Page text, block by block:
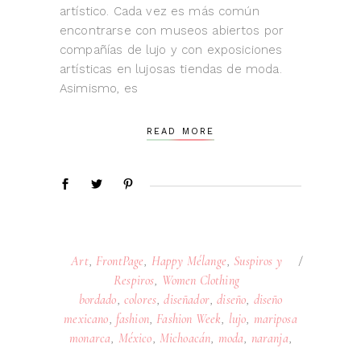
artístico. Cada vez es más común
encontrarse con museos abiertos por
compañías de lujo y con exposiciones
artísticas en lujosas tiendas de moda.
Asimismo, es
READ MORE
Art, FrontPage, Happy Mélange,Suspiros y
Respiros, Women Clothing
bordado, colores,diseñador,diseño, diseño
mexicano, fashion, Fashion Week, lujo, mariposa
monarca, México, Michoacán, moda, naranja,